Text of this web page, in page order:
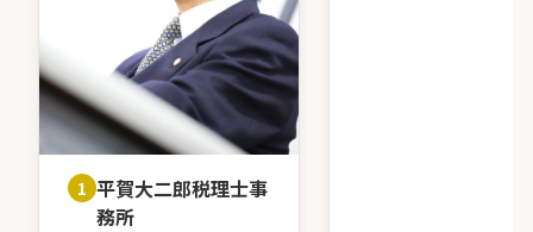
1 平賀大二郎税理士事
務所